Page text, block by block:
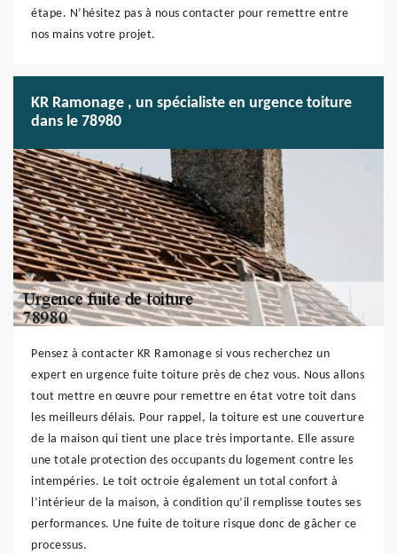
étape. N’hésitez pas à nous contacter pour remettre entre
nos mains votre projet.
KR Ramonage , un spécialiste en urgence toiture
dans le 78980
Pensez à contacter KR Ramonage si vous recherchez un
expert en urgence fuite toiture près de chez vous. Nous allons
tout mettre en œuvre pour remettre en état votre toit dans
les meilleurs délais. Pour rappel, la toiture est une couverture
de la maison qui tient une place très importante. Elle assure
une totale protection des occupants du logement contre les
intempéries. Le toit octroie également un total confort à
l’intérieur de la maison, à condition qu’il remplisse toutes ses
performances. Une fuite de toiture risque donc de gâcher ce
processus.